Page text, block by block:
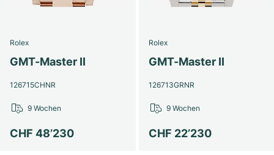
Rolex
GMT-Master II
126715CHNR
CHF 48’230
9 Wochen
Rolex
GMT-Master II
126713GRNR
CHF 22’230
9 Wochen